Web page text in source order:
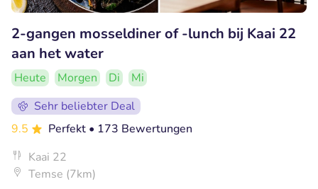
2-gangen mosseldiner of -lunch bij Kaai 22
aan het water
Heute Morgen Di
Mi
Sehr beliebter Deal
9.5
Perfekt • 173 Bewertungen
Kaai 22
Temse (7km)